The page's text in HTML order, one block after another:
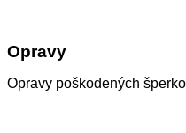
Opravy
Opravy poškodených